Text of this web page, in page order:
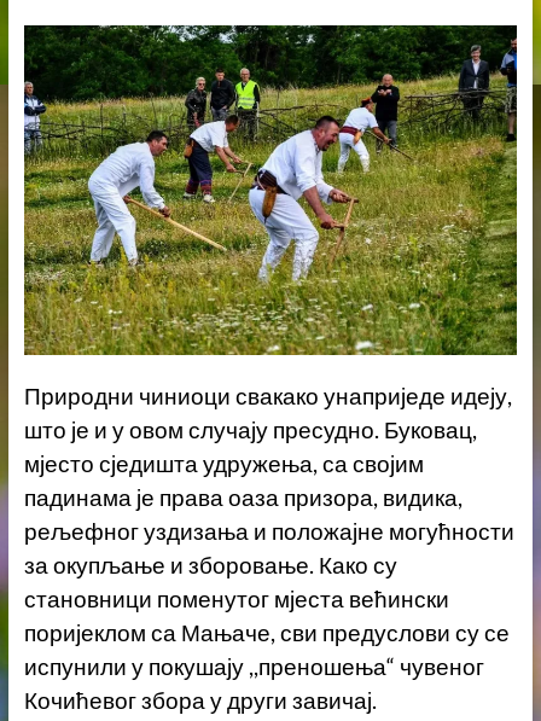
Природни чиниоци свакако унаприједе идеју,
што је и у овом случају пресудно. Буковац,
мјесто сједишта удружења, са својим
падинама је права оаза призора, видика,
рељефног уздизања и положајне могућности
за окупљање и зборовање. Како су
становници поменутог мјеста већински
поријеклом са Мањаче, сви предуслови су се
испунили у покушају ,,преношења“ чувеног
Кочићевог збора у други завичај.